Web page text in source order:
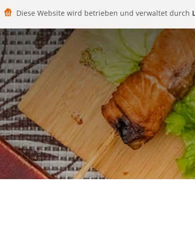
Diese Website wird betrieben und verwaltet durch